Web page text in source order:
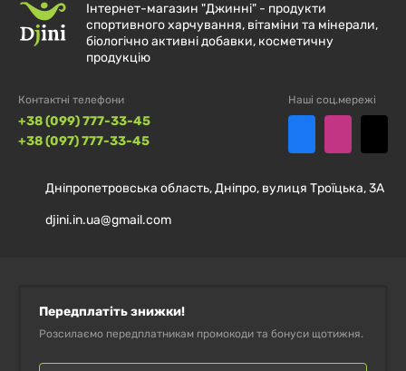
Інтернет-магазин "Джинні" - продукти
спортивного харчування, вітаміни та мінерали,
біологічно активні добавки, косметичну
продукцію
Контактні телефони
+38 (099) 777-33-45
+38 (097) 777-33-45
Наші соц.мережі
Дніпропетровська область, Дніпро, вулиця Троїцька, 3А
djini.in.ua@gmail.com
Передплатіть знижки!
Розсилаємо передплатникам промокоди та бонуси щотижня.